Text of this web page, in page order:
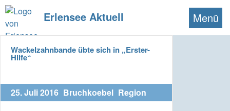
Erlensee Aktuell Menü
Wackelzahnbande übte sich in „Erster-
Hilfe“
25. Juli 2016 Bruchkoebel Region